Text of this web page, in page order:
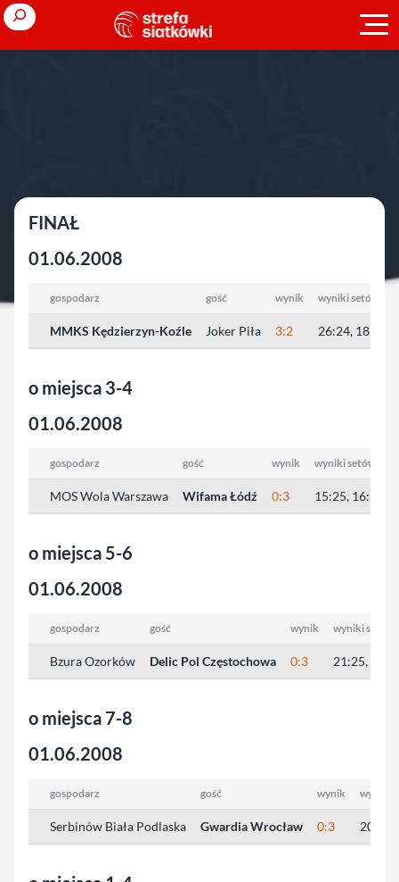
Przejdź
do
treści
Search
FINAŁ
01.06.2008
gospodarz gość wynik wyniki setów
MMKS Kędzierzyn-Koźle Joker Piła 3:2 26:24, 18:25,
o miejsca 3-4
01.06.2008
gospodarz gość wynik wyniki setów
MOS Wola Warszawa Wifama Łódź 0:3 15:25, 16:25,
o miejsca 5-6
01.06.2008
gospodarz gość wynik wyniki setów
Bzura Ozorków Delic Pol Częstochowa 0:3 21:25,
o miejsca 7-8
01.06.2008
gospodarz gość wynik wyniki
Serbinów Biała Podlaska Gwardia Wrocław 0:3 20:25,